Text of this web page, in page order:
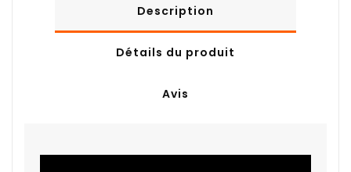
Description
Détails du produit
Avis